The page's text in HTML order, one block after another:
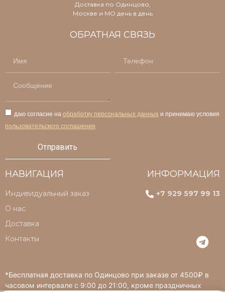
Доставка по Одинцово,
Москве и МО день в день
ОБРАТНАЯ СВЯЗЬ
даю согласие наобработку персональных данных и принимаю условия
пользовательского соглашения
Отправить
НАВИГАЦИЯ
Индивидуальный заказ
О нас
Доставка
Контакты
ИНФОРМАЦИЯ
+7 929 597 99 13
*Бесплатная доставка по Одинцово при заказе от 4500₽ в
часовом интервале с 9:00 до 21:00, кроме праздничных